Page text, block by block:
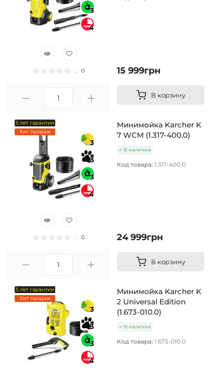
3
4
0 15 999грн
В корзину
5 лет гарантии
Хит продаж
3
3
3
4
0
Минимойка Karcher K
7 WCM (1.317-400.0)
В наличии
Код товара: 1.317-400.0
24 999грн
В корзину
5 лет гарантии
Хит продаж
3
3
3
4
Минимойка Karcher K
2 Universal Edition
(1.673-010.0)
В наличии
Код товара: 1.673-010.0